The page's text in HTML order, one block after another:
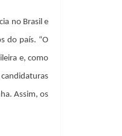
no Brasil e
do país. “O
e, como
Assim, os